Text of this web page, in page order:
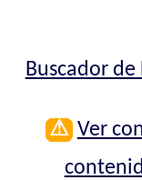
Buscador de
⚠ Ver